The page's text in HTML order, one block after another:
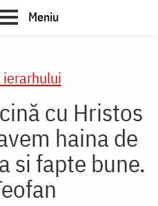
Meniu
cu Hristos
haina de
si fapte bune.